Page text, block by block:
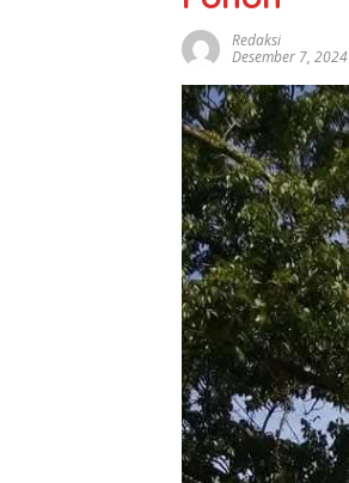
Redaksi
Desember 7, 2024